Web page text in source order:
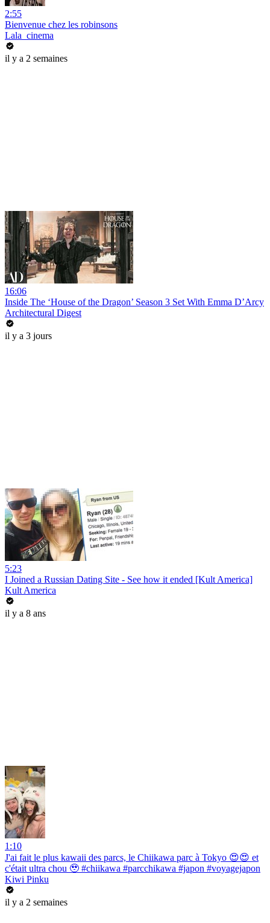
2:55
Bienvenue chez les robinsons
Lala_cinema
il y a 2 semaines
16:06
Inside The ‘House of the Dragon’ Season 3 Set With Emma D’Arcy
Architectural Digest
il y a 3 jours
5:23
I Joined a Russian Dating Site - See how it ended [Kult America]
Kult America
il y a 8 ans
1:10
J'ai fait le plus kawaii des parcs, le Chiikawa parc à Tokyo 😍😍 et
c'était ultra chou 🥹 #chiikawa #parcchikawa #japon #voyagejapon
Kiwi Pinku
il y a 2 semaines